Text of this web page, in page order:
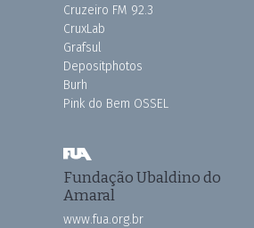
Cruzeiro FM 92.3
CruxLab
Grafsul
Depositphotos
Burh
Pink do Bem OSSEL
Fundação Ubaldino do
Amaral
www.fua.org.br